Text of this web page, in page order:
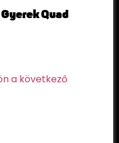
Quad
a következő